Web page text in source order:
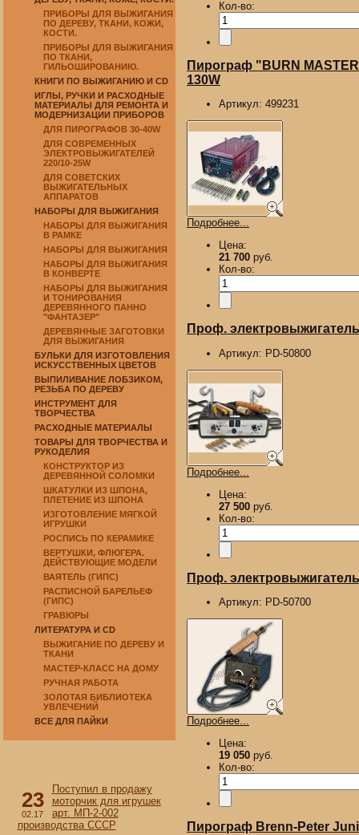
ПРИБОРЫ ДЛЯ ВЫЖИГАНИЯ
ПО ДЕРЕВУ, ТКАНИ, КОЖИ,
КОСТИ.
ПРИБОРЫ ДЛЯ ВЫЖИГАНИЯ
ПО ТКАНИ,
ГИЛЬОШИРОВАНИЮ.
КНИГИ ПО ВЫЖИГАНИЮ И CD
ИГЛЫ, РУЧКИ И РАСХОДНЫЕ
МАТЕРИАЛЫ ДЛЯ РЕМОНТА И
МОДЕРНИЗАЦИИ ПРИБОРОВ
ДЛЯ ПИРОГРАФОВ 30-40W
ДЛЯ СОВРЕМЕННЫХ
ЭЛЕКТРОВЫЖИГАТЕЛЕЙ
220/10-25W
ДЛЯ СОВЕТСКИХ
ВЫЖИГАТЕЛЬНЫХ
АППАРАТОВ
НАБОРЫ ДЛЯ ВЫЖИГАНИЯ
НАБОРЫ ДЛЯ ВЫЖИГАНИЯ
В РАМКЕ
НАБОРЫ ДЛЯ ВЫЖИГАНИЯ
НАБОРЫ ДЛЯ ВЫЖИГАНИЯ
В КОНВЕРТЕ
НАБОРЫ ДЛЯ ВЫЖИГАНИЯ
И ТОНИРОВАНИЯ
ДЕРЕВЯННОГО ПАННО
"ФАНТАЗЕР"
ДЕРЕВЯННЫЕ ЗАГОТОВКИ
ДЛЯ ВЫЖИГАНИЯ
БУЛЬКИ ДЛЯ ИЗГОТОВЛЕНИЯ
ИСКУССТВЕННЫХ ЦВЕТОВ
ВЫПИЛИВАНИЕ ЛОБЗИКОМ,
РЕЗЬБА ПО ДЕРЕВУ
ИНСТРУМЕНТ ДЛЯ
ТВОРЧЕСТВА
РАСХОДНЫЕ МАТЕРИАЛЫ
ТОВАРЫ ДЛЯ ТВОРЧЕСТВА И
РУКОДЕЛИЯ
КОНСТРУКТОР ИЗ
ДЕРЕВЯННОЙ СОЛОМКИ
ШКАТУЛКИ ИЗ ШПОНА,
ПЛЕТЕНИЕ ИЗ ШПОНА
ИЗГОТОВЛЕНИЕ МЯГКОЙ
ИГРУШКИ
РОСПИСЬ ПО КЕРАМИКЕ
ВЕРТУШКИ, ФЛЮГЕРА.
ДЕЙСТВУЮЩИЕ МОДЕЛИ
ВАЯТЕЛЬ (ГИПС)
РАСПИСНОЙ БАРЕЛЬЕФ
(ГИПС)
ГРАВЮРЫ
ЛИТЕРАТУРА И CD
ВЫЖИГАНИЕ ПО ДЕРЕВУ И
ТКАНИ
МАСТЕР-КЛАСС НА ДОМУ
РУЧНАЯ РАБОТА
ЗОЛОТАЯ БИБЛИОТЕКА
УВЛЕЧЕНИЙ
ВСЕ ДЛЯ ПАЙКИ
23
02.17
Поступил в продажу
моторчик для игрушек
арт. МП-2-002
производства СССР
Кол-во:
Пирограф "BURN
130W
Артикул: 499231
Подробнее...
Цена:
21 700 руб.
Кол-во:
Проф.
Артикул: PD-50800
Подробнее...
Цена:
27 500 руб.
Кол-во:
Проф.
Артикул: PD-50700
Подробнее...
Цена:
19 050 руб.
Кол-во:
Пирограф Brenn-Peter